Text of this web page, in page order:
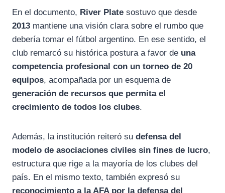
En el documento, River Plate sostuvo que desde
2013 mantiene una visión clara sobre el rumbo que
debería tomar el fútbol argentino. En ese sentido, el
club remarcó su histórica postura a favor de una
competencia profesional con un torneo de 20
equipos, acompañada por un esquema de
generación de recursos que permita el
crecimiento de todos los clubes.
Además, la institución reiteró su defensa del
modelo de asociaciones civiles sin fines de lucro,
estructura que rige a la mayoría de los clubes del
país. En el mismo texto, también expresó su
reconocimiento a la AFA por la defensa del